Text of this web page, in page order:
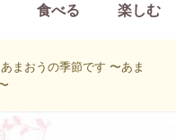
食べる 楽しむ
まおうの季節です 〜あま